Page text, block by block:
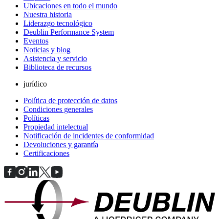
Ubicaciones en todo el mundo
Nuestra historia
Liderazgo tecnológico
Deublin Performance System
Eventos
Noticias y blog
Asistencia y servicio
Biblioteca de recursos
jurídico
Política de protección de datos
Condiciones generales
Políticas
Propiedad intelectual
Notificación de incidentes de conformidad
Devoluciones y garantía
Certificaciones